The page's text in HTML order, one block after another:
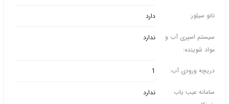
نانو سیلور: دارد
سیستم اسپری آب و
مواد شوینده:
ندارد
دریچه ورودی آب: 1
سامانه عیب یاب
ندارد